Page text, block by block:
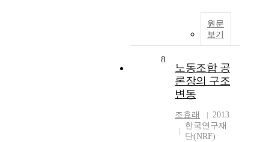
원문
보기
8
노동조합 공
론장의 구조
변동
조효래
2013
한국연구재
단(NRF)